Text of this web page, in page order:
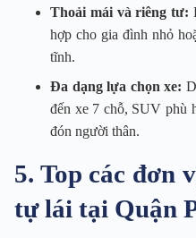
Thoải mái và riêng tư:
hợp cho gia đình nhỏ
tĩnh.
Đa dạng lựa chọn xe:
đến xe 7 chỗ, SUV phù
đón người thân.
5. Top các đơn
tự lái tại Quận